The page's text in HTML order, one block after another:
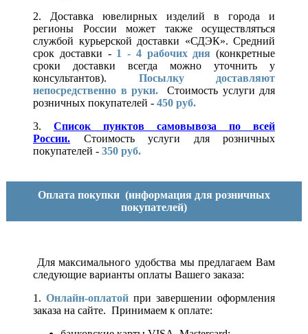
2. Доставка ювелирных изделий в города и
регионы России может также осуществляться
службой курьерской доставки «СДЭК». Средний
срок доставки - 1 - 4 рабочих дня (конкретные
сроки доставки всегда можно уточнить у
консультантов). Посылку доставляют
непосредственно в руки.
Стоимость услуги для
розничных покупателей - 450 руб.
3. Список пунктов самовывоза по всей
России.
Стоимость услуги для розничных
покупателей - 350 руб.
Оплата покупки (информация для розничных
покупателей)
Для максимального удобства мы предлагаем Вам
следующие варианты оплаты Вашего заказа:
1. Онлайн-оплатой при завершении оформления
заказа на сайте. Принимаем к оплате: